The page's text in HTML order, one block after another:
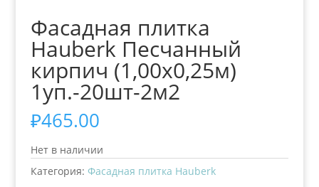
Фасадная плитка
Hauberk Песчанный
кирпич (1,00х0,25м)
1уп.-20шт-2м2
₽465.00
Нет в наличии
Категория: Фасадная плитка Hauberk